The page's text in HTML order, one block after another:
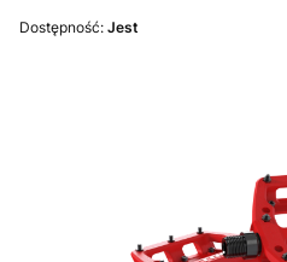
Dostępność: Jest